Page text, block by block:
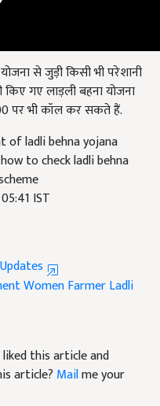
से जुड़ी किसी भी परेशानी
गए लाड़ली बहना योजना
पर भी कॉल कर सकते हैं.
of ladli behna yojana
to check ladli behna
IST
Women FarmerLadli
liked this article and
article? Mailme your